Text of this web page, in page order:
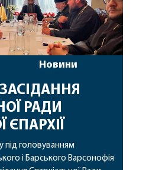
Новини
РАДИ
ЄПАРХІЇ
під головуванням
і Барського Варсонофія